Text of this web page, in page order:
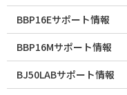
BBP16Eサポート情報
BBP16Mサポート情報
BJ50LABサポート情報